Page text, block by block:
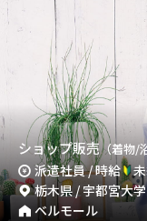
ショップ販売（着物/
派遣社員 / 時給
栃木県 / 宇都宮大
ベルモール